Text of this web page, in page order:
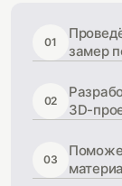
01
замер
02
3D-
03